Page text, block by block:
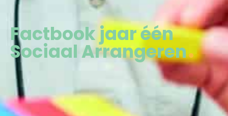
Factbook jaar één
Sociaal Arrangeren